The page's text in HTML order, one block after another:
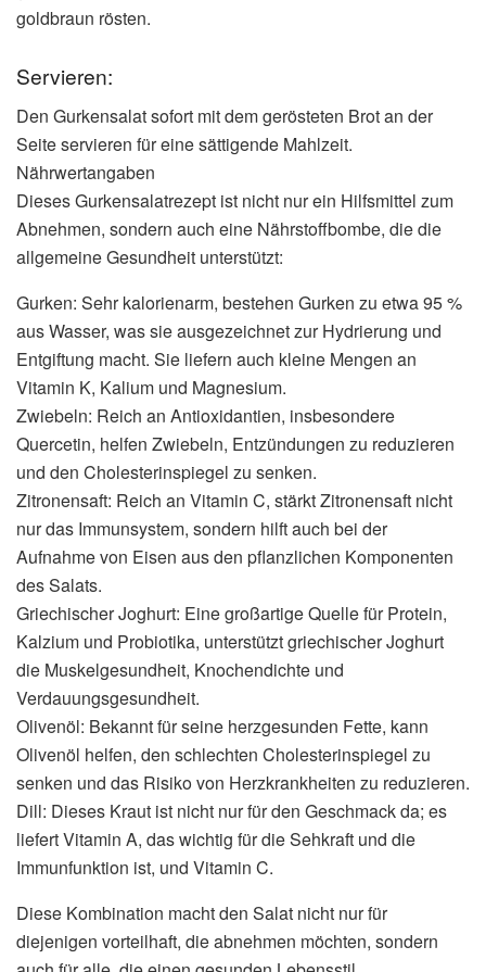
goldbraun rösten.
Servieren:
Den Gurkensalat sofort mit dem gerösteten Brot an der
Seite servieren für eine sättigende Mahlzeit.
Nährwertangaben
Dieses Gurkensalatrezept ist nicht nur ein Hilfsmittel zum
Abnehmen, sondern auch eine Nährstoffbombe, die die
allgemeine Gesundheit unterstützt:
Gurken: Sehr kalorienarm, bestehen Gurken zu etwa 95 %
aus Wasser, was sie ausgezeichnet zur Hydrierung und
Entgiftung macht. Sie liefern auch kleine Mengen an
Vitamin K, Kalium und Magnesium.
Zwiebeln: Reich an Antioxidantien, insbesondere
Quercetin, helfen Zwiebeln, Entzündungen zu reduzieren
und den Cholesterinspiegel zu senken.
Zitronensaft: Reich an Vitamin C, stärkt Zitronensaft nicht
nur das Immunsystem, sondern hilft auch bei der
Aufnahme von Eisen aus den pflanzlichen Komponenten
des Salats.
Griechischer Joghurt: Eine großartige Quelle für Protein,
Kalzium und Probiotika, unterstützt griechischer Joghurt
die Muskelgesundheit, Knochendichte und
Verdauungsgesundheit.
Olivenöl: Bekannt für seine herzgesunden Fette, kann
Olivenöl helfen, den schlechten Cholesterinspiegel zu
senken und das Risiko von Herzkrankheiten zu reduzieren.
Dill: Dieses Kraut ist nicht nur für den Geschmack da; es
liefert Vitamin A, das wichtig für die Sehkraft und die
Immunfunktion ist, und Vitamin C.
Diese Kombination macht den Salat nicht nur für
diejenigen vorteilhaft, die abnehmen möchten, sondern